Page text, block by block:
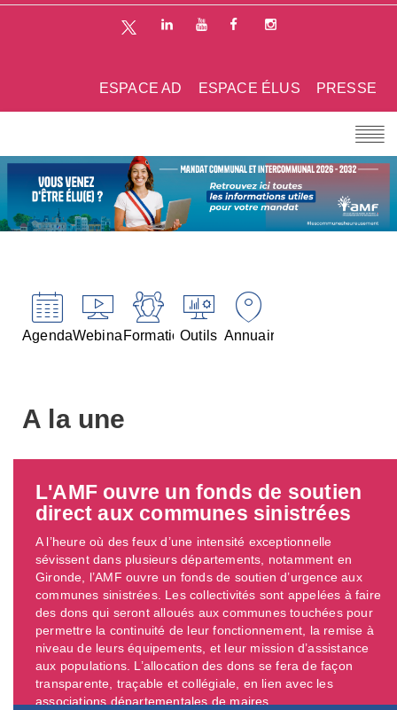
PRESSE
ESPACE ÉLUS
ESPACE AD
AgendaWebinairesFormationsOutils Annuaires
A la une
L'AMF ouvre un fonds de soutien
direct aux communes sinistrées
A l’heure où des feux d’une intensité exceptionnelle
sévissent dans plusieurs départements, notamment en
Gironde, l’AMF ouvre un fonds de soutien d’urgence aux
communes sinistrées. Les collectivités sont appelées à faire
des dons qui seront alloués aux communes touchées pour
permettre la continuité de leur fonctionnement, la remise à
niveau de leurs équipements, et leur mission d’assistance
aux populations. L’allocation des dons se fera de façon
transparente, traçable et collégiale, en lien avec les
associations départementales de maires. ...